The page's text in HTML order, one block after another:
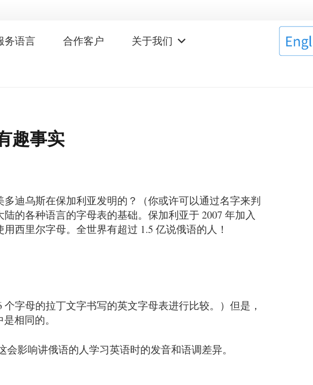
务语言 合作客户 关于我们
趣事实
迪乌斯在保加利亚发明的？（你或许可以通过名字来判
的各种语言的字母表的基础。保加利亚于 2007 年加入
西里尔字母。全世界有超过 1.5 亿说俄语的人！
字母的拉丁文字书写的英文字母表进行比较。）但是，
相同的。
影响讲俄语的人学习英语时的发音和语调差异。